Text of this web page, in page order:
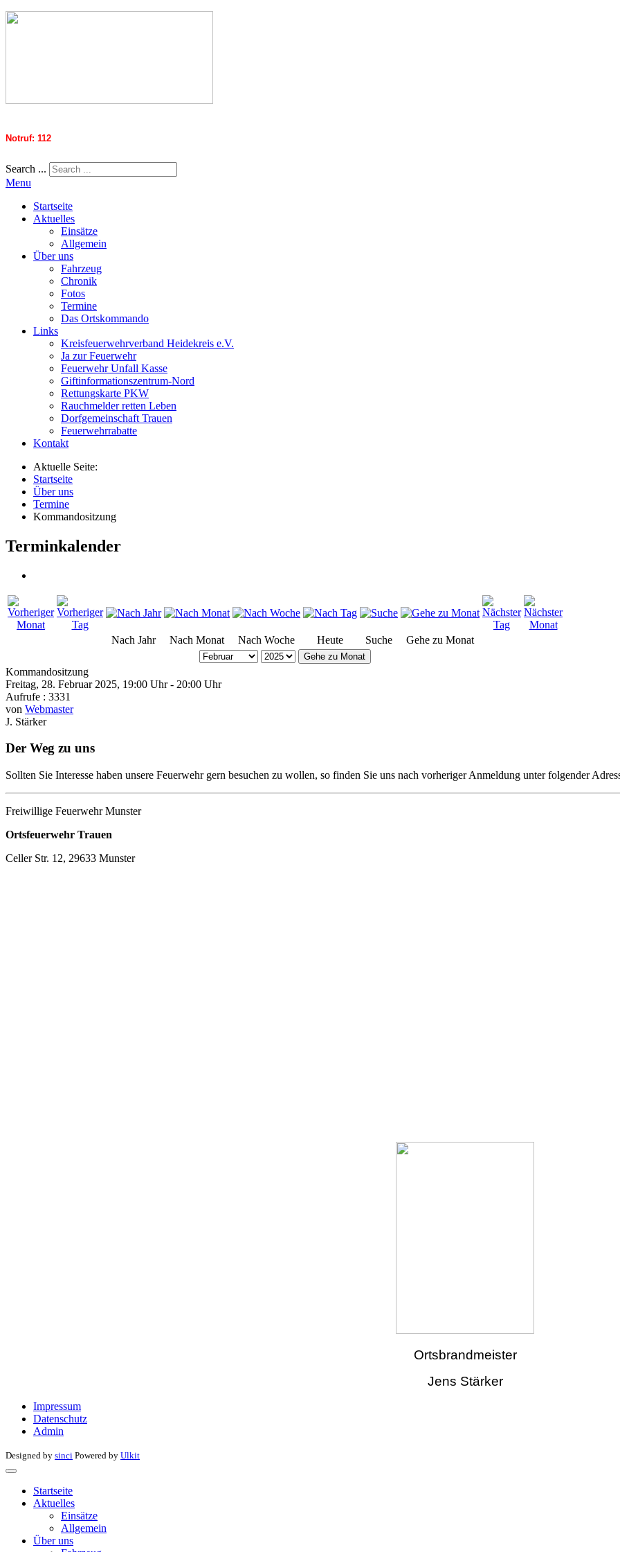
Notruf: 112
Search ...
Menu
Startseite
Aktuelles
Einsätze
Allgemein
Über uns
Fahrzeug
Chronik
Fotos
Termine
Das Ortskommando
Links
Kreisfeuerwehrverband Heidekreis e.V.
Ja zur Feuerwehr
Feuerwehr Unfall Kasse
Giftinformationszentrum-Nord
Rettungskarte PKW
Rauchmelder retten Leben
Dorfgemeinschaft Trauen
Feuerwehrrabatte
Kontakt
Aktuelle Seite:
Startseite
Über uns
Termine
Kommandositzung
Terminkalender
Nach Jahr Nach Monat Nach Woche Heute Suche Gehe zu Monat
Gehe zu Monat
Kommandositzung
Freitag, 28. Februar 2025, 19:00 Uhr - 20:00 Uhr
Aufrufe : 3331
von Webmaster
J. Stärker
Der Weg zu uns
Sollten Sie Interesse haben unsere Feuerwehr gern besuchen zu wollen, so finden Sie uns nach vorheriger Anmeldung unter folgender
Freiwillige Feuerwehr Munster
Ortsfeuerwehr Trauen
Celler Str. 12, 29633 Munster
Ortsbrandmeister
Jens Stärker
Impressum
Datenschutz
Admin
Designed by sinci Powered by Ulkit
Startseite
Aktuelles
Einsätze
Allgemein
Über uns